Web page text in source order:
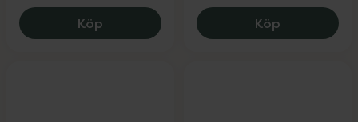
Köp Nicotinell Mint 1 mg, 469 kr.
Köp Nicotinell